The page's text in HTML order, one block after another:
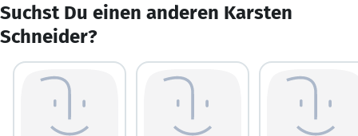
Suchst Du einen anderen Karsten
Schneider?